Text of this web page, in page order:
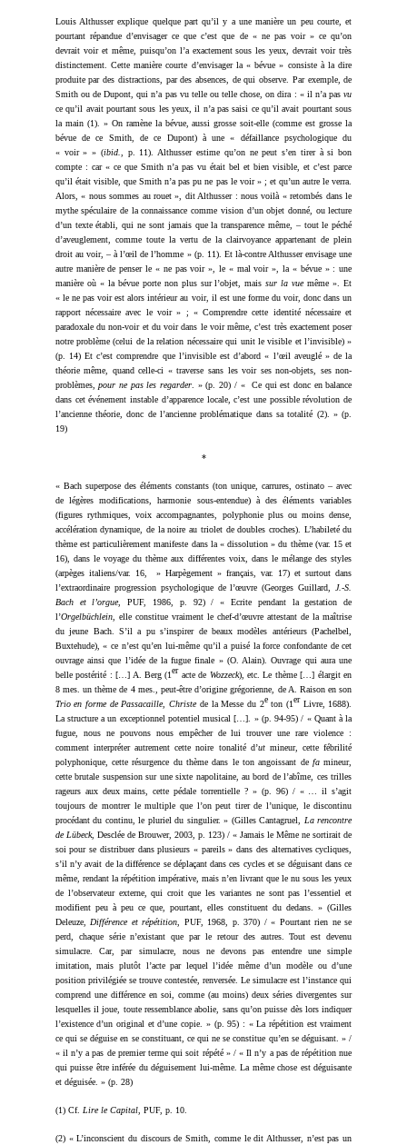
Louis Althusser explique quelque part qu’il y a une manière un peu courte, et
pourtant répandue d’envisager ce que c’est que de « ne pas voir » ce qu’on
devrait voir et même, puisqu’on l’a exactement sous les yeux, devrait voir très
distinctement. Cette manière courte d’envisager la « bévue » consiste à la dire
produite par des distractions, par des absences, de qui observe. Par exemple, de
Smith ou de Dupont, qui n’a pas vu telle ou telle chose, on dira : « il n’a pasvu
ce qu’il avait pourtant sous les yeux, il n’a pas saisi ce qu’il avait pourtant sous
la main (1). » On ramène la bévue, aussi grosse soit-elle (comme est grosse la
bévue de ce Smith, de ce Dupont) à une « défaillance psychologique du
« voir » » (ibid., p. 11). Althusser estime qu’on ne peut s’en tirer à si bon
compte : car « ce que Smith n’a pas vu était bel et bien visible, et c’est parce
qu’il était visible, que Smith n’a pas pu ne pas le voir » ; et qu’un autre le verra.
Alors, « nous sommes au rouet », dit Althusser : nous voilà « retombés dans le
mythe spéculaire de la connaissance comme vision d’un objet donné, ou lecture
d’un texte établi, qui ne sont jamais que la transparence même, – tout le péché
d’aveuglement, comme toute la vertu de la clairvoyance appartenant de plein
droit au voir, – à l’œil de l’homme » (p. 11). Et là-contre Althusser envisage une
autre manière de penser le « ne pas voir », le « mal voir », la « bévue » : une
manière où « la bévue porte non plus sur l’objet, maissur la vuemême ». Et
« le ne pas voir est alors intérieur au voir, il est une forme du voir, donc dans un
rapport nécessaire avec le voir » ; « Comprendre cette identité nécessaire et
paradoxale du non-voir et du voir dans le voir même, c’est très exactement poser
notre problème (celui de la relation nécessaire qui unit le visible et l’invisible) »
(p. 14) Et c’est comprendre que l’invisible est d’abord « l’œil aveuglé » de la
théorie même, quand celle-ci « traverse sans les voir ses non-objets, ses non-
problèmes,pour ne pas les regarder. » (p. 20) / « Ce qui est donc en balance
dans cet événement instable d’apparence locale, c’est une possible révolution de
l’ancienne théorie, donc de l’ancienne problématique dans sa totalité (2). » (p.
19)
*
« Bach superpose des éléments constants (ton unique, carrures, ostinato – avec
de légères modifications, harmonie sous-entendue) à des éléments variables
(figures rythmiques, voix accompagnantes, polyphonie plus ou moins dense,
accélération dynamique, de la noire au triolet de doubles croches). L’habileté du
thème est particulièrement manifeste dans la « dissolution » du thème (var. 15 et
16), dans le voyage du thème aux différentes voix, dans le mélange des styles
(arpèges italiens/var. 16, » Harpègement » français, var. 17) et surtout dans
l’extraordinaire progression psychologique de l’œuvre (Georges Guillard,
J.-S.
Bach et l’orgue, PUF, 1986, p. 92) / « Ecrite pendant la gestation de
l’Orgelbüchlein, elle constitue vraiment le chef-d’œuvre attestant de la maîtrise
du jeune Bach. S’il a pu s’inspirer de beaux modèles antérieurs (Pachelbel,
Buxtehude), « ce n’est qu’en lui-même qu’il a puisé la force confondante de cet
ouvrage ainsi que l’idée de la fugue finale » (O. Alain). Ouvrage qui aura une
belle postérité : […] A. Berg (1er acte de Wozzeck), etc. Le thème […] élargit en
8 mes. un thème de 4 mes., peut-être d’origine grégorienne, de A. Raison en son
Trio en forme de Passacaille, Christede la Messe du 2eton (1erLivre, 1688).
La structure a un exceptionnel potentiel musical […]. » (p. 94-95) / « Quant à la
fugue, nous ne pouvons nous empêcher de lui trouver une rare violence :
comment interpréter autrement cette noire tonalité d’utmineur, cette fébrilité
polyphonique, cette résurgence du thème dans le ton angoissant de famineur,
cette brutale suspension sur une sixte napolitaine, au bord de l’abîme, ces trilles
rageurs aux deux mains, cette pédale torrentielle ? » (p. 96) / « … il s’agit
toujours de montrer le multiple que l’on peut tirer de l’unique, le discontinu
procédant du continu, le pluriel du singulier. » (Gilles Cantagruel,
La rencontre
de Lübeck, Desclée de Brouwer, 2003, p. 123) / « Jamais le Même ne sortirait de
soi pour se distribuer dans plusieurs « pareils » dans des alternatives cycliques,
s’il n’y avait de la différence se déplaçant dans ces cycles et se déguisant dans ce
même, rendant la répétition impérative, mais n’en livrant que le nu sous les yeux
de l’observateur externe, qui croit que les variantes ne sont pas l’essentiel et
modifient peu à peu ce que, pourtant, elles constituent du dedans. » (Gilles
Deleuze, Différence et répétition , PUF, 1968, p. 370) / « Pourtant rien ne se
perd, chaque série n’existant que par le retour des autres. Tout est devenu
simulacre. Car, par simulacre, nous ne devons pas entendre une simple
imitation, mais plutôt l’acte par lequel l’idée même d’un modèle ou d’une
position privilégiée se trouve contestée, renversée. Le simulacre est l’instance qui
comprend une différence en soi, comme (au moins) deux séries divergentes sur
lesquelles il joue, toute ressemblance abolie, sans qu’on puisse dès lors indiquer
l’existence d’un original et d’une copie. » (p. 95) : « La répétition est vraiment
ce qui se déguise en se constituant, ce qui ne se constitue qu’en se déguisant. » /
« il n’y a pas de premier terme qui soit répété » / « Il n’y a pas de répétition nue
qui puisse être inférée du déguisement lui-même. La même chose est déguisante
et déguisée. » (p. 28)
(1) Cf. Lire le Capital, PUF, p. 10.
(2) « L’inconscient du discours de Smith, comme le dit Althusser, n’est pas un